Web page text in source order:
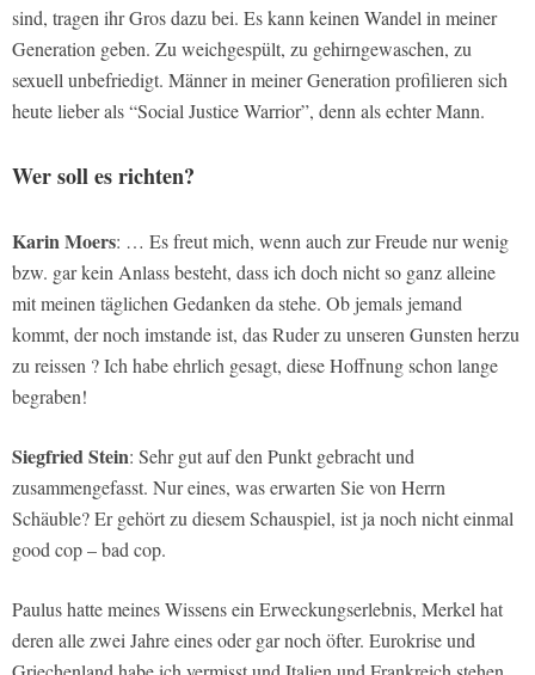
sind, tragen ihr Gros dazu bei. Es kann keinen Wandel in meiner
Generation geben. Zu weichgespült, zu gehirngewaschen, zu
sexuell unbefriedigt. Männer in meiner Generation profilieren sich
heute lieber als “Social Justice Warrior”, denn als echter Mann.
Wer soll es richten?
Karin Moers: … Es freut mich, wenn auch zur Freude nur wenig
bzw. gar kein Anlass besteht, dass ich doch nicht so ganz alleine
mit meinen täglichen Gedanken da stehe. Ob jemals jemand
kommt, der noch imstande ist, das Ruder zu unseren Gunsten herzu
zu reissen ? Ich habe ehrlich gesagt, diese Hoffnung schon lange
begraben!
Siegfried Stein: Sehr gut auf den Punkt gebracht und
zusammengefasst. Nur eines, was erwarten Sie von Herrn
Schäuble? Er gehört zu diesem Schauspiel, ist ja noch nicht einmal
good cop – bad cop.
Paulus hatte meines Wissens ein Erweckungserlebnis, Merkel hat
deren alle zwei Jahre eines oder gar noch öfter. Eurokrise und